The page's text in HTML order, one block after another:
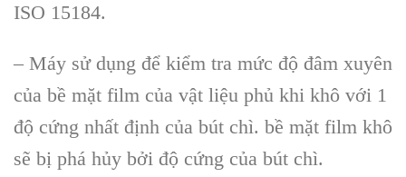
ISO 15184.
– Máy sử dụng để kiểm tra mức độ đâm xuyên
của bề mặt film của vật liệu phủ khi khô với 1
độ cứng nhất định của bút chì. bề mặt film khô
sẽ bị phá hủy bởi độ cứng của bút chì.